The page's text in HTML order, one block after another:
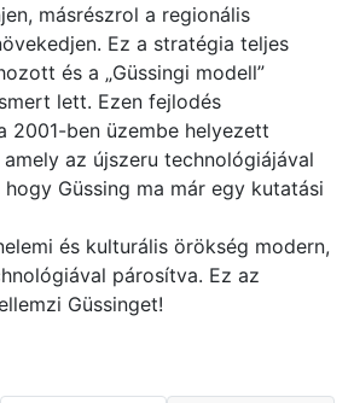
másrészrol a regionális
Ez a stratégia teljes
és a „Güssingi modell”
lett. Ezen fejlodés
2001-ben üzembe helyezett
az újszeru technológiájával
Güssing ma már egy kutatási
és kulturális örökség modern,
párosítva. Ez az
Güssinget!